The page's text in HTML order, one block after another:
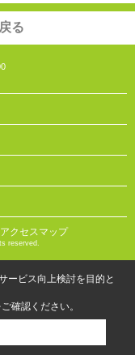
る
アクセスマップ
reserved.
ービス向上検討を目的と
ご確認ください。